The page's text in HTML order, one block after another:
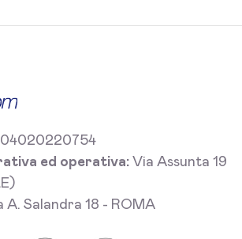
ed operativa: Via Assunta 19
A. Salandra 18 - ROMA